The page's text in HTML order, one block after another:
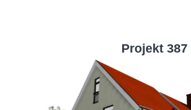
Projekt 387